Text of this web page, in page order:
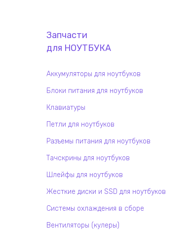
Запчасти
для НОУТБУКА
Аккумуляторы для ноутбуков
Блоки питания для ноутбуков
Клавиатуры
Петли для ноутбуков
Разъемы питания для ноутбуков
Тачскрины для ноутбуков
Шлейфы для ноутбуков
Жесткие диски и SSD для ноутбуков
Системы охлаждения в сборе
Вентиляторы (кулеры)